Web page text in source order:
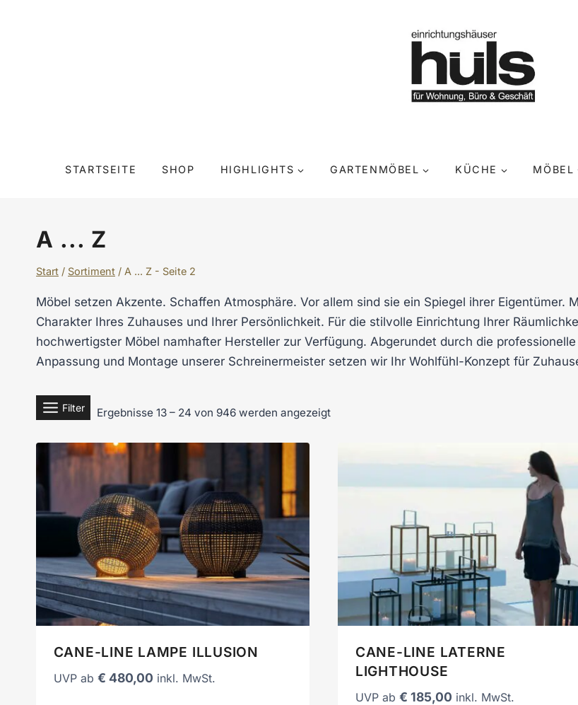
STARTSEITE SHOP HIGHLIGHTS GARTENMÖBEL KÜCHE MÖBEL
A ... Z
Start / Sortiment / A ... Z - Seite 2
Möbel setzen Akzente. Schaffen Atmosphäre. Vor allem sind sie ein Spiegel ihrer Eigentümer.
Charakter Ihres Zuhauses und Ihrer Persönlichkeit. Für die stilvolle Einrichtung Ihrer
hochwertigster Möbel namhafter Hersteller zur Verfügung. Abgerundet durch die
Anpassung und Montage unserer Schreinermeister setzen wir Ihr Wohlfühl-Konzept für
Filter Ergebnisse 13 – 24 von 946 werden angezeigt
CANE-LINE LAMPE ILLUSION
UVP ab € 480,00 inkl. MwSt.
CANE-LINE LATERNE
LIGHTHOUSE
UVP ab € 185,00 inkl. MwSt.